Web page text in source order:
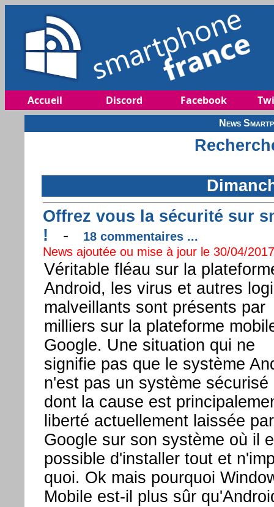
Accueil Discord Facebook
News
Offrez vous la sécurité sur
! -
18 commentaires ...
News ajoutée ou mise à jour le 30/04/
Véritable fléau sur la
Android, les virus et autres
malveillants sont présents par
milliers sur la plateforme
Google. Une situation qui ne
signifie pas que le système
n'est pas un système sécurisé
dont la cause est
liberté actuellement laissée par
Google sur son système où il
possible d'installer tout et
quoi. Ok mais pourquoi
Mobile est-il plus sûr